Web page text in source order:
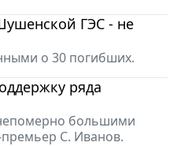
ГЭС - не
о 30 погибших.
ряда
большими
С. Иванов.